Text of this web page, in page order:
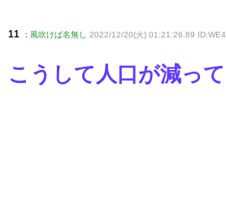
11 : 風吹けば名無し 2022/12/20(火) 01:21:26.89
こうして人口が減っ